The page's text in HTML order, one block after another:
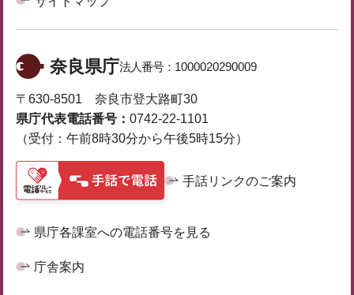
奈良県庁法人番号： 1000020290009
〒630-8501 奈良市登大路町30
県庁代表電話番号： 0742-22-1101
（受付：午前8時30分から午後5時15分）
手話リンクのご案内
県庁各課室への電話番号を見る
庁舎案内